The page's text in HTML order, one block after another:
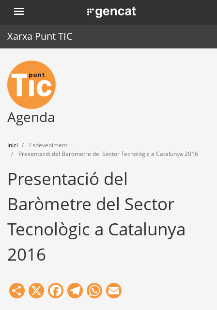
Vés
al
. Obre en una nova finestra.
Xarxa Punt TIC
Inici
Punt TIC
Actualitat
Formació
Eines
Agenda
Inici
Esdeveniment
Presentació del Baròmetre del Sector Tecnològic a Catalunya 2016
Presentació del
Baròmetre del Sector
Tecnològic a Catalunya
2016
Share
X Facebook
Telegram
WhatsApp